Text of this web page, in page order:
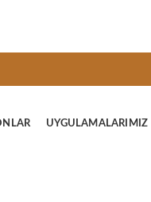
UYGULAMALARIMIZ